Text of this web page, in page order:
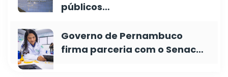
públicos…
Governo de Pernambuco
firma parceria com o Senac…